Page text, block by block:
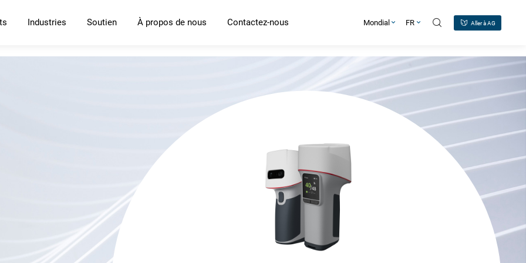
Industries Soutien À propos de nous Contactez-nous Mondial FR Aller à AG